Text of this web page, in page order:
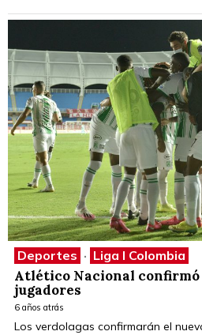
Deportes · Liga I Colombia
Atlético Nacional confirmó
jugadores
6 años atrás
Los verdolagas confirmarán el